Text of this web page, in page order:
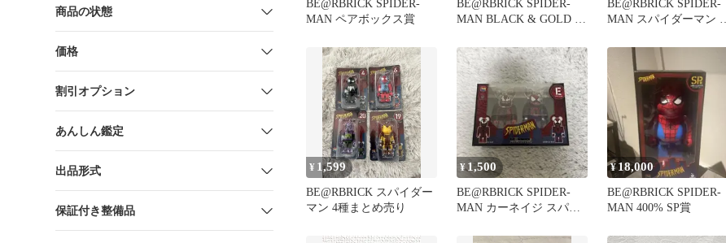
商品の状態
価格
割引オプション
あんしん鑑定
出品形式
保証付き整備品
BE@RBRICK SPIDER-
MAN ペアボックス賞
BE@RBRICK SPIDER-
MAN BLACK & GOLD ス
BE@RBRICK SPIDER-
MAN スパイダーマン ノ
¥ 1,599
BE@RBRICK スパイダー
マン 4種まとめ売り
¥1,500
BE@RBRICK SPIDER-
MAN カーネイジ スパイ
¥18,000
BE@RBRICK SPIDER-
MAN 400% SP賞